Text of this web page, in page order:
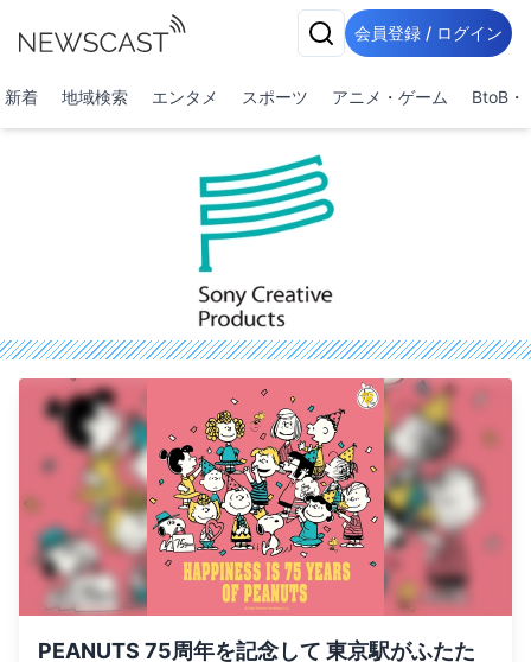
会員登録 / ログイン
新着 地域検索 エンタメ スポーツ アニメ・ゲーム BtoB・
PEANUTS 75周年を記念して 東京駅がふたた